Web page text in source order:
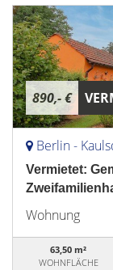
890,- €
Berlin -
Vermietet:
Wohnung
63,50 m²
WOHNFLÄCHE